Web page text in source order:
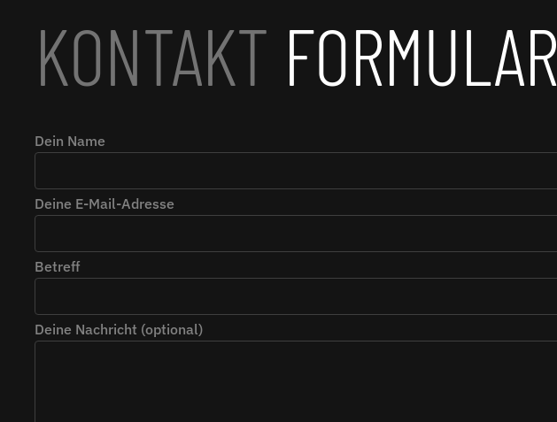
KONTAKT FORMULAR
Dein Name
Deine E-Mail-Adresse
Betreff
Deine Nachricht (optional)